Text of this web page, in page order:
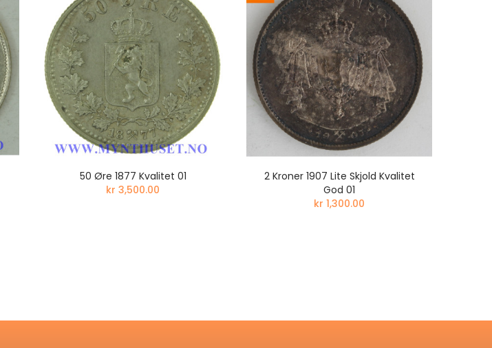
50 Øre 1877 Kvalitet 01
kr 3,500.00
2 Kroner 1907 Lite Skjold Kvalitet
God 01
kr 1,300.00